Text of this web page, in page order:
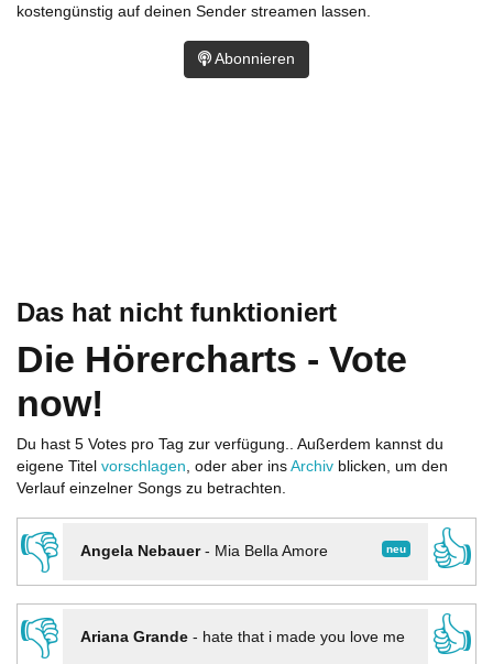
Das hat nicht funktioniert
Die Hörercharts - Vote
now!
Du hast 5 Votes pro Tag zur verfügung.. Außerdem kannst du
eigene Titel vorschlagen, oder aber ins Archiv blicken, um den
Verlauf einzelner Songs zu betrachten.
👎 neu
Angela Nebauer- Mia Bella Amore
👍
👎
Ariana Grande- hate that i made you love me
👍
kostengünstig auf deinen Sender streamen lassen.
Abonnieren